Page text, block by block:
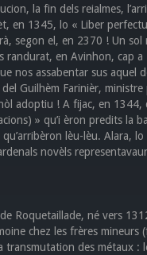
la fin dels reialmes,
en 1345, lo « Liber
segon el, en 2370 ! Un
randurat, en Avinhon, cap a
nos assabentar sus aquel
Guilhèm Farinièr,
adoptiu ! A fijac, en
» qu’i èron predits la
qu’arribèron lèu-lèu. Alara,
novèls
de Roquetaillade, né vers
chez les frères mineurs
transmutation des métaux :